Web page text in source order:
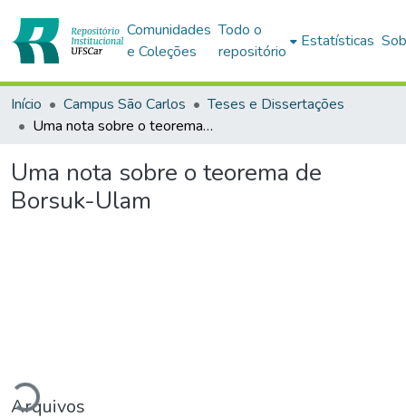
Comunidades
e Coleções
Todo o
repositório
Estatísticas
Início Campus São Carlos
Teses e Dissertações
Uma nota sobre o teorema de Borsuk-Ulam
Uma nota sobre o teorema de
Borsuk-Ulam
Arquivos